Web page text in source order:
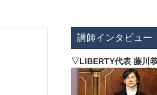
講師インタビュー
▽LIBERTY代表 藤川